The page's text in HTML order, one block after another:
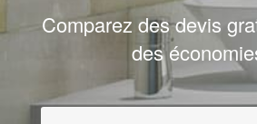
Comparez des devis
des